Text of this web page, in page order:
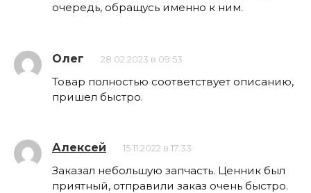
очередь, обращусь именно к ним.
Олег 28.02.2023 в 09:53
Товар полностью соответствует описанию,
пришел быстро.
Алексей 15.11.2022 в 17:33
Заказал небольшую запчасть. Ценник был
приятный, отправили заказ очень быстро.